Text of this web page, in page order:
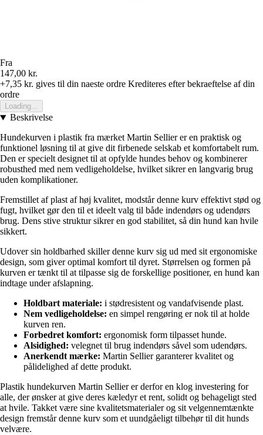
Fra
147,00 kr.
+7,35 kr. gives til din naeste ordre Krediteres efter bekraeftelse af din
ordre
Loading...
Beskrivelse
Hundekurven i plastik fra mærket Martin Sellier er en praktisk og
funktionel løsning til at give dit firbenede selskab et komfortabelt rum.
Den er specielt designet til at opfylde hundes behov og kombinerer
robusthed med nem vedligeholdelse, hvilket sikrer en langvarig brug
uden komplikationer.
Fremstillet af plast af høj kvalitet, modstår denne kurv effektivt stød og
fugt, hvilket gør den til et ideelt valg til både indendørs og udendørs
brug. Dens stive struktur sikrer en god stabilitet, så din hund kan hvile
sikkert.
Udover sin holdbarhed skiller denne kurv sig ud med sit ergonomiske
design, som giver optimal komfort til dyret. Størrelsen og formen på
kurven er tænkt til at tilpasse sig de forskellige positioner, en hund kan
indtage under afslapning.
Holdbart materiale: i stødresistent og vandafvisende plast.
Nem vedligeholdelse: en simpel rengøring er nok til at holde
kurven ren.
Forbedret komfort: ergonomisk form tilpasset hunde.
Alsidighed: velegnet til brug indendørs såvel som udendørs.
Anerkendt mærke: Martin Sellier garanterer kvalitet og
pålidelighed af dette produkt.
Plastik hundekurven Martin Sellier er derfor en klog investering for
alle, der ønsker at give deres kæledyr et rent, solidt og behageligt sted
at hvile. Takket være sine kvalitetsmaterialer og sit velgennemtænkte
design fremstår denne kurv som et uundgåeligt tilbehør til dit hunds
velvære.